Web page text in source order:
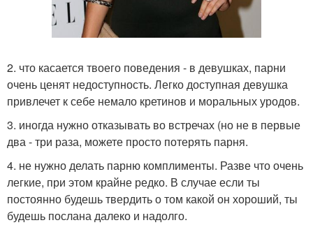
2. что касается твоего поведения - в девушках, парни
очень ценят недоступность. Легко доступная девушка
привлечет к себе немало кретинов и моральных уродов.
3. иногда нужно отказывать во встречах (но не в первые
два - три раза, можете просто потерять парня.
4. не нужно делать парню комплименты. Разве что очень
легкие, при этом крайне редко. В случае если ты
постоянно будешь твердить о том какой он хороший, ты
будешь послана далеко и надолго.